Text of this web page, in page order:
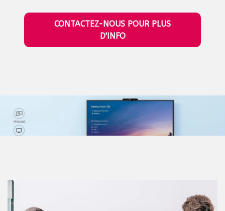
CONTACTEZ-NOUS POUR PLUS
D'INFO